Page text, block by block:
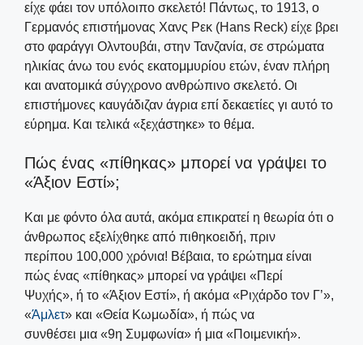
είχε φάει τον υπόλοιπο σκελετό! Πάντως, το 1913, ο
Γερμανός επιστήμονας Χανς Ρεκ (Hans Reck) είχε βρει
στο φαράγγι Ολντουβάι, στην Τανζανία, σε στρώματα
ηλικίας άνω του ενός εκατομμυρίου ετών, έναν πλήρη
και ανατομικά σύγχρονο ανθρώπινο σκελετό. Οι
επιστήμονες καυγάδιζαν άγρια επί δεκαετίες γι αυτό το
εύρημα. Και τελικά «ξεχάστηκε» το θέμα.
Πώς ένας «πίθηκας» μπορεί να γράψει το
«Άξιον Εστί»;
Και με φόντο όλα αυτά, ακόμα επικρατεί η θεωρία ότι ο
άνθρωπος εξελίχθηκε από πιθηκοειδή, πριν
περίπου 100,000 χρόνια! Βέβαια, το ερώτημα είναι
πώς ένας «πίθηκας» μπορεί να γράψει «Περί
Ψυχής», ή το «Άξιον Εστί», ή ακόμα «Ριχάρδο τον Γ’»,
«Άμλετ» και «Θεία Κωμωδία», ή πώς να
συνθέσει μια «9η Συμφωνία» ή μια «Ποιμενική».